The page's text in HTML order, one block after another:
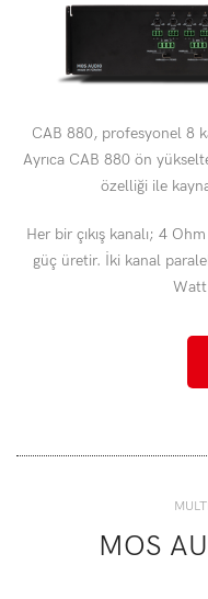
CAB 880, profesyonel 8
Ayrıca CAB 880 ön
özelliği ile
Her bir çıkış kanalı; 4
güç üretir. İki kanal
Watt
MOS